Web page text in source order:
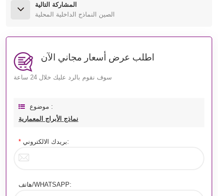
المشاركة التالية
الصين النماذج الداخلية المحلية
اطلب عرض أسعار مجاني الآن
سوف نقوم بالرد عليك خلال 24 ساعة
موضوع :
نماذج الأبراج المعمارية
* بريدك الالكتروني:
هاتف/WHATSAPP: